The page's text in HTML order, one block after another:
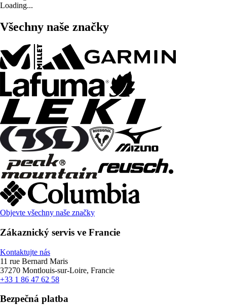
Loading...
Všechny naše značky
Objevte všechny naše značky
Zákaznický servis ve Francie
Kontaktujte nás
11 rue Bernard Maris
37270 Montlouis-sur-Loire, Francie
+33 1 86 47 62 58
Bezpečná platba